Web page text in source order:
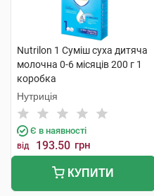
Nutrilon 1 Суміш суха дитяча
молочна 0-6 місяців 200 г 1
коробка
Нутриція
Є в наявності
від 193.50 грн
КУПИТИ